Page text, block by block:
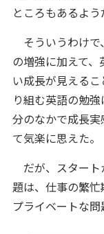
ところもあるよう
そういうわけで
の増強に加えて
い成長が見える
り組む英語の勉
分のなかで成長
て気楽に思えた。
だが、スタート
題は、仕事の繁
プライベートな問